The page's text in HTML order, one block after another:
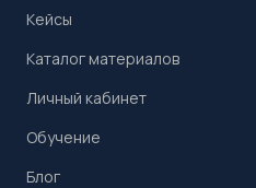
Кейсы
Каталог материалов
Личный кабинет
Обучение
Блог